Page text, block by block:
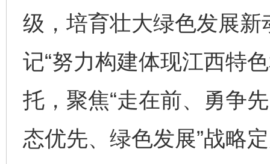
级，培育壮大绿色发展
记“努力构建体现江西特
托，聚焦“走在前、勇争
态优先、绿色发展”战略